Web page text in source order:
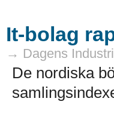
It-bolag
→ Dagens
De nordiska